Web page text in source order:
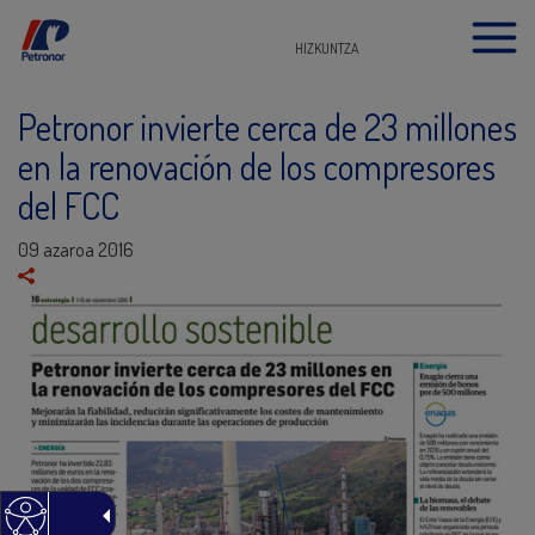
HIZKUNTZA
Petronor invierte cerca de 23 millones
en la renovación de los compresores
del FCC
09 azaroa 2016